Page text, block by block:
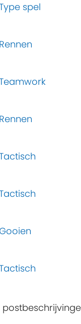
spel
Rennen
Rennen
Gooien